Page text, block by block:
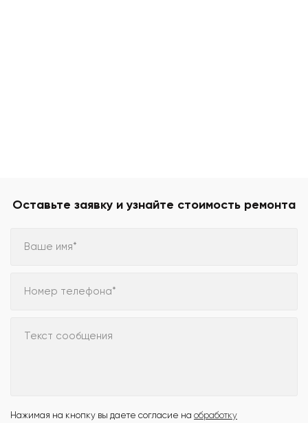
Оставьте заявку и узнайте стоимость ремонта
Ваше имя*
Номер телефона*
Текст сообщения
Нажимая на кнопку вы даете согласие на обработку